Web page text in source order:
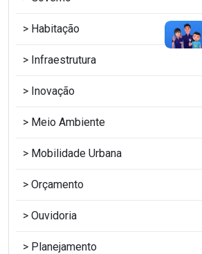
Habitação
Infraestrutura
Inovação
Meio Ambiente
Mobilidade Urbana
Orçamento
Ouvidoria
Planejamento